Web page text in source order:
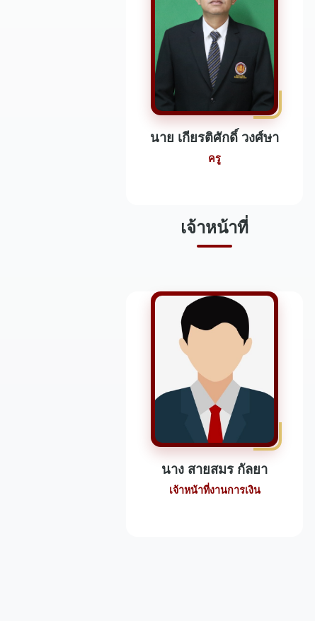
นาย เกียรติศักดิ์ วงศ์ษา
ครู
เจ้าหน้าที่
นาง สายสมร กัลยา
เจ้าหน้าที่งานการเงิน